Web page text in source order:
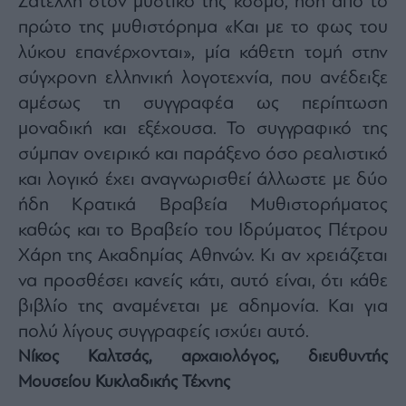
agree
our
Terms
and
Notice.
You
opt
at
time.
This
is
protected
by
and
the
Google
Privacy
and
of
Service
apply.
πρώτο της μυθιστόρημα «Και με το φως του
λύκου επανέρχονται», μία κάθετη τομή στην
σύγχρονη ελληνική λογοτεχνία, που ανέδειξε
αμέσως τη συγγραφέα ως περίπτωση
μοναδική και εξέχουσα. Το συγγραφικό της
σύμπαν ονειρικό και παράξενο όσο ρεαλιστικό
και λογικό έχει αναγνωρισθεί άλλωστε με δύο
ήδη Κρατικά Βραβεία Μυθιστορήματος
καθώς και το Βραβείο του Ιδρύματος Πέτρου
Χάρη της Ακαδημίας Αθηνών. Κι αν χρειάζεται
να προσθέσει κανείς κάτι, αυτό είναι, ότι κάθε
βιβλίο της αναμένεται με αδημονία. Και για
πολύ λίγους συγγραφείς ισχύει αυτό.
Νίκος Καλτσάς, αρχαιολόγος, διευθυντής
Μουσείου Κυκλαδικής Τέχνης